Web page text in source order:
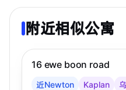
附近相似公寓
步行 11 分钟到 MRT
16 ewe boon road
近Newton Kaplan